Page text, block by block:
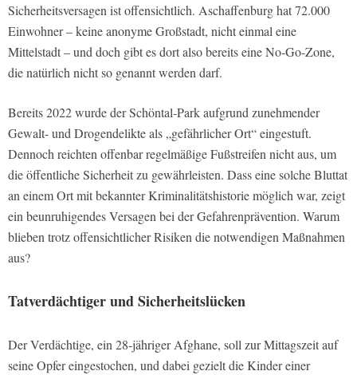
Sicherheitsversagen ist offensichtlich. Aschaffenburg hat 72.000
Einwohner – keine anonyme Großstadt, nicht einmal eine
Mittelstadt – und doch gibt es dort also bereits eine No-Go-Zone,
die natürlich nicht so genannt werden darf.
Bereits 2022 wurde der Schöntal-Park aufgrund zunehmender
Gewalt- und Drogendelikte als „gefährlicher Ort“ eingestuft.
Dennoch reichten offenbar regelmäßige Fußstreifen nicht aus, um
die öffentliche Sicherheit zu gewährleisten. Dass eine solche Bluttat
an einem Ort mit bekannter Kriminalitätshistorie möglich war, zeigt
ein beunruhigendes Versagen bei der Gefahrenprävention. Warum
blieben trotz offensichtlicher Risiken die notwendigen Maßnahmen
aus?
Tatverdächtiger und Sicherheitslücken
Der Verdächtige, ein 28-jähriger Afghane, soll zur Mittagszeit auf
seine Opfer eingestochen, und dabei gezielt die Kinder einer